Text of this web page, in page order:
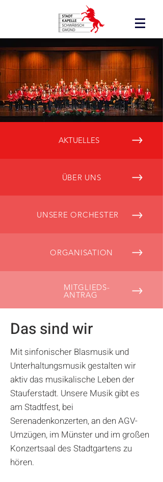
AKTUELLES
ÜBER UNS
UNSERE ORCHESTER
ORGANISATION
MITGLIEDS-
ANTRAG
Das sind wir
Mit sinfonischer Blasmusik und
Unterhaltungsmusik gestalten wir
aktiv das musikalische Leben der
Stauferstadt. Unsere Musik gibt es
am Stadtfest, bei
Serenadenkonzerten, an den AGV-
Umzügen, im Münster und im großen
Konzertsaal des Stadtgartens zu
hören.